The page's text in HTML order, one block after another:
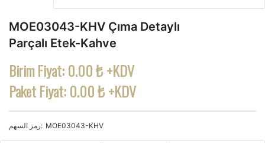
MOE03043-KHV Çıma Detaylı
Parçalı Etek-Kahve
Birim Fiyat:0.00 ₺ +KDV
Paket Fiyat:0.00 ₺ +KDV
رمز السهم MOE03043-KHV